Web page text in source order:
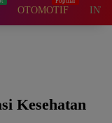
OTOMOTIF
Kesehatan